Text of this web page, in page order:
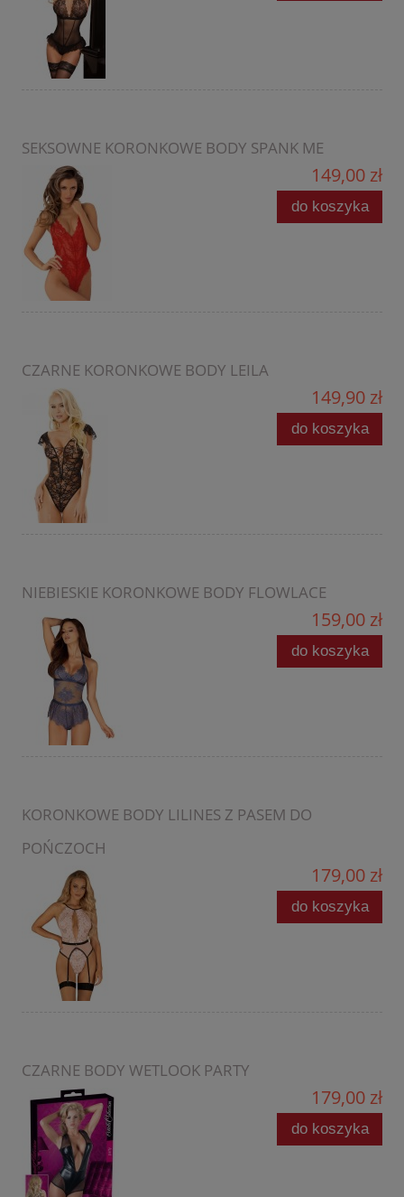
SEKSOWNE KORONKOWE BODY SPANK ME
149,00 zł
do koszyka
CZARNE KORONKOWE BODY LEILA
149,90 zł
do koszyka
NIEBIESKIE KORONKOWE BODY FLOWLACE
159,00 zł
do koszyka
KORONKOWE BODY LILINES Z PASEM DO
POŃCZOCH
179,00 zł
do koszyka
CZARNE BODY WETLOOK PARTY
179,00 zł
do koszyka